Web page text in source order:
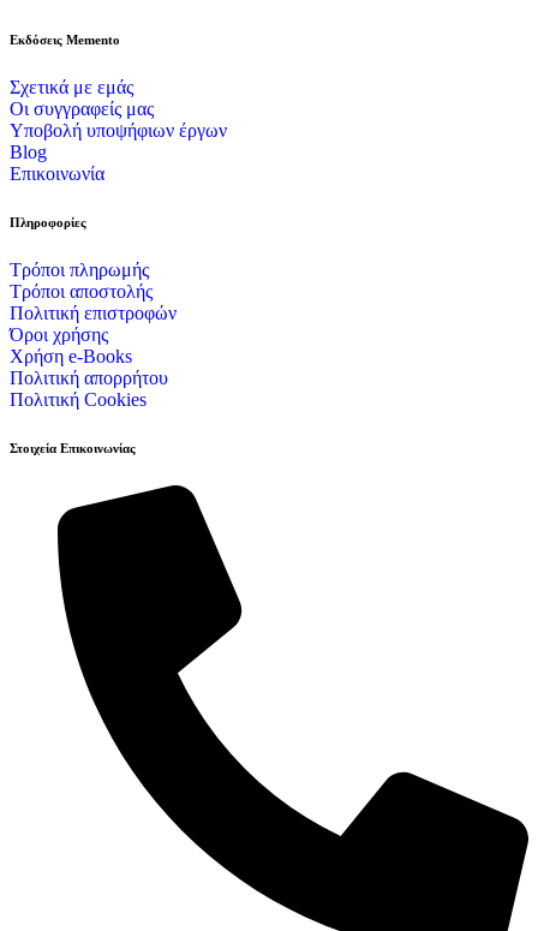
Εκδόσεις Memento
Σχετικά με εμάς
Οι συγγραφείς μας
Υποβολή υποψήφιων έργων
Blog
Επικοινωνία
Πληροφορίες
Τρόποι πληρωμής
Τρόποι αποστολής
Πολιτική επιστροφών
Όροι χρήσης
Χρήση e-Books
Πολιτική απορρήτου
Πολιτική Cookies
Στοιχεία Επικοινωνίας